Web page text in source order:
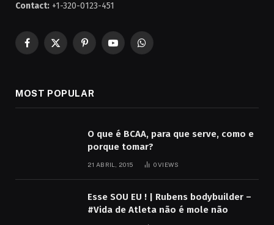
Contact: +1-320-0123-451
Facebook
X
PinterestYouTubeWhatsApp
MOST POPULAR
O que é BCAA, para que serve, como e
porque tomar?
21 ABRIL, 2015 0VIEWS
Esse SOU EU ! | Rubens bodybuilder –
#Vida de Atleta não é mole não